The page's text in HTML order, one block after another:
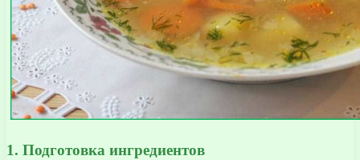
1. Подготовка ингредиентов